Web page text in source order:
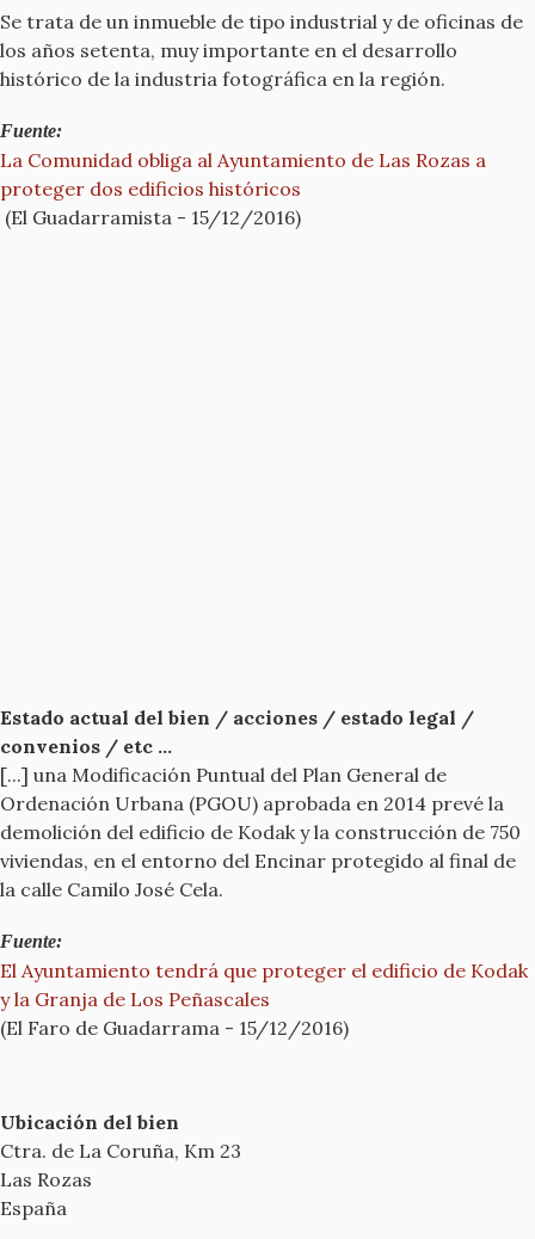
Se trata de un inmueble de tipo industrial y de oficinas de
los años setenta, muy importante en el desarrollo
histórico de la industria fotográfica en la región.
Fuente:
La Comunidad obliga al Ayuntamiento de Las Rozas a
proteger dos edificios históricos
(El Guadarramista - 15/12/2016)
Estado actual del bien / acciones / estado legal /
convenios / etc ...
[...] una Modificación Puntual del Plan General de
Ordenación Urbana (PGOU) aprobada en 2014 prevé la
demolición del edificio de Kodak y la construcción de 750
viviendas, en el entorno del Encinar protegido al final de
la calle Camilo José Cela.
Fuente:
El Ayuntamiento tendrá que proteger el edificio de Kodak
y la Granja de Los Peñascales
(El Faro de Guadarrama - 15/12/2016)
Ubicación del bien
Ctra. de La Coruña, Km 23
Las Rozas
España